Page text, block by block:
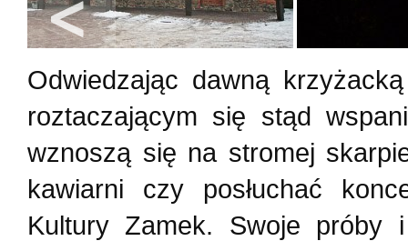
Odwiedzając dawną
roztaczającym się stąd
wznoszą się na stromej
kawiarni czy posłuchać
Kultury Zamek. Swoje próby